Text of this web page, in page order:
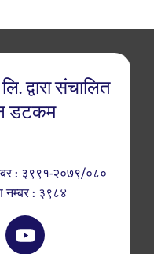
द्वारा संचालित
डटकम
: ३९९१-२०७९/०८०
: ३९८४